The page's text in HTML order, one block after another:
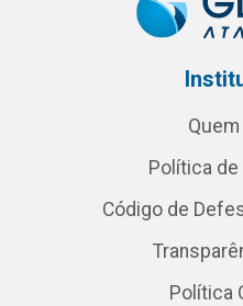
Política
Código de
Política